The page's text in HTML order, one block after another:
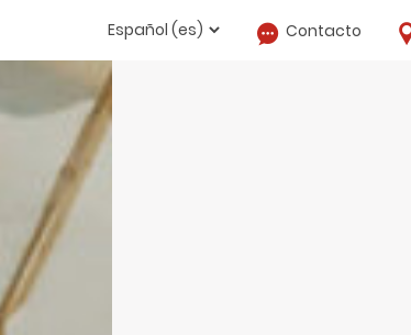
Contacto